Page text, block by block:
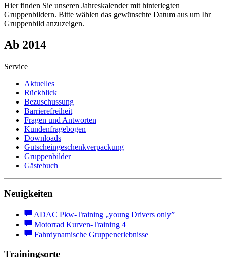
Hier finden Sie unseren Jahreskalender mit hinterlegten
Gruppenbildern. Bitte wählen das gewünschte Datum aus um Ihr
Gruppenbild anzuzeigen.
Ab 2014
Service
Aktuelles
Rückblick
Bezuschussung
Barrierefreiheit
Fragen und Antworten
Kundenfragebogen
Downloads
Gutscheingeschenkverpackung
Gruppenbilder
Gästebuch
Neuigkeiten
ADAC Pkw-Training „young Drivers only”
Motorrad Kurven-Training 4
Fahrdynamische Gruppenerlebnisse
Trainingsorte